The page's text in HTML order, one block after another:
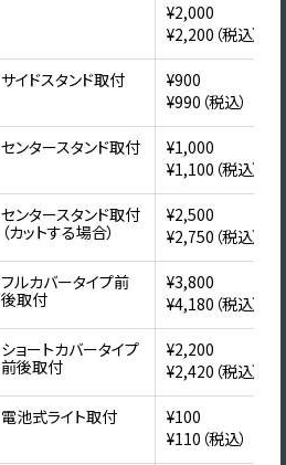
¥2,000
¥2,200（税込）
サイドスタンド取付
¥900
¥990（税込）
センタースタンド取付
¥1,000
¥1,100（税込）
センタースタンド取付
（カットする場合）
¥2,500
¥2,750（税込）
フルカバータイプ前
後取付
¥3,800
¥4,180（税込）
ショートカバータイプ
前後取付
¥2,200
¥2,420（税込）
電池式ライト取付
¥100
¥110（税込）